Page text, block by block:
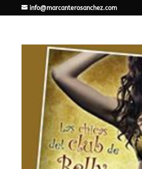
info@marcanterosanchez.com